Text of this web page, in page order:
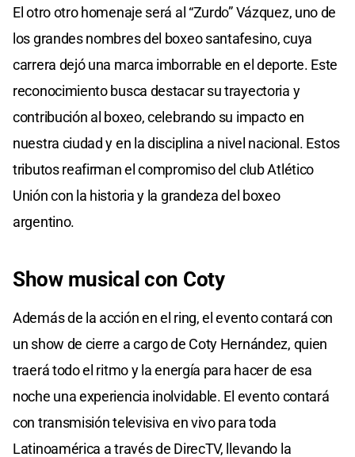
El otro otro homenaje será al “Zurdo” Vázquez, uno de
los grandes nombres del boxeo santafesino, cuya
carrera dejó una marca imborrable en el deporte. Este
reconocimiento busca destacar su trayectoria y
contribución al boxeo, celebrando su impacto en
nuestra ciudad y en la disciplina a nivel nacional. Estos
tributos reafirman el compromiso del club Atlético
Unión con la historia y la grandeza del boxeo
argentino.
Show musical con Coty
Además de la acción en el ring, el evento contará con
un show de cierre a cargo de Coty Hernández, quien
traerá todo el ritmo y la energía para hacer de esa
noche una experiencia inolvidable. El evento contará
con transmisión televisiva en vivo para toda
Latinoamérica a través de DirecTV, llevando la